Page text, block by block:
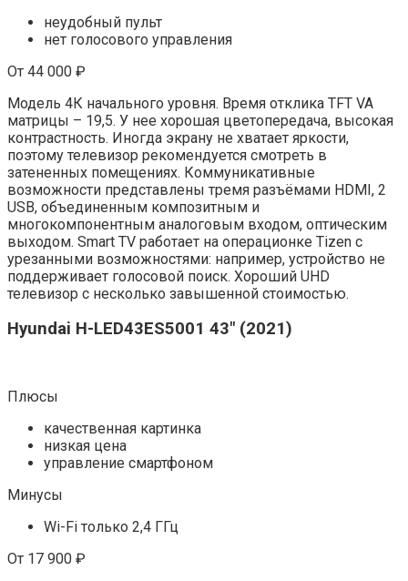
неудобный пульт
нет голосового управления
От 44 000 ₽
Модель 4К начального уровня. Время отклика TFT VA
матрицы – 19,5. У нее хорошая цветопередача, высокая
контрастность. Иногда экрану не хватает яркости,
поэтому телевизор рекомендуется смотреть в
затененных помещениях. Коммуникативные
возможности представлены тремя разъёмами HDMI, 2
USB, объединенным композитным и
многокомпонентным аналоговым входом, оптическим
выходом. Smart TV работает на операционке Tizen с
урезанными возможностями: например, устройство не
поддерживает голосовой поиск. Хороший UHD
телевизор с несколько завышенной стоимостью.
Hyundai H-LED43ES5001 43″ (2021)
Плюсы
качественная картинка
низкая цена
управление смартфоном
Минусы
Wi-Fi только 2,4 ГГц
От 17 900 ₽